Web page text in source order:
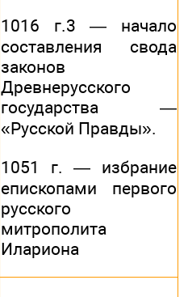
1016 г.3 — начало
составления свода
законов
Древнерусского
государства —
«Русской Правды».
1051 г. — избрание
епископами первого
русского
митрополита
Илариона